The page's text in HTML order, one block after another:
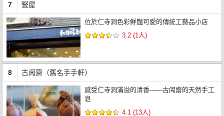
7 豎屋
位於仁寺洞色彩鮮豔可愛的傳統工藝品小店
3.2 (1人)
8 古訚齋（舊名手手軒）
感受仁寺洞滿溢的清香——古訚齋的天然手工
皂
4.1 (13人)